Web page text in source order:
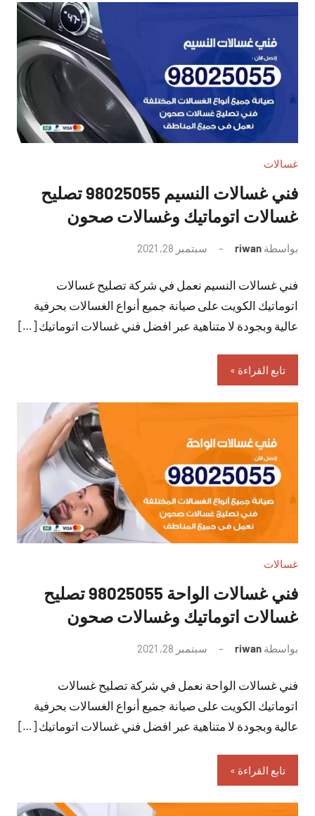
غسالات
فني غسالات النسيم 98025055 تصليح
غسالات اتوماتيك وغسالات صحون
بواسطة riwan سبتمبر 28, 2021
تعليقات
فني غسالات النسيم نعمل في شركة تصليح غسالات
اتوماتيك الكويت على صيانة جميع أنواع الغسالات بحرفية
عالية وبجودة لا متناهية عبر افضل فني غسالات اتوماتيك […]
تابع القراءة
غسالات
فني غسالات الواحة 98025055 تصليح
غسالات اتوماتيك وغسالات صحون
بواسطة riwan سبتمبر 28, 2021
تعليقات
فني غسالات الواحة نعمل في شركة تصليح غسالات
اتوماتيك الكويت على صيانة جميع أنواع الغسالات بحرفية
عالية وبجودة لا متناهية عبر افضل فني غسالات اتوماتيك […]
تابع القراءة